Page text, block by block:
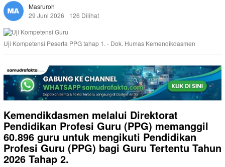
Masruroh
29 Juni 2026
126 Dilihat
Uji Kompetensi Peserta PPG tahap 1. - Dok. Humas Kemendikdasmen
Kemendikdasmen melalui Direktorat
Pendidikan Profesi Guru (PPG) memanggil
60.896 guru untuk mengikuti Pendidikan
Profesi Guru (PPG) bagi Guru Tertentu Tahun
2026 Tahap 2.